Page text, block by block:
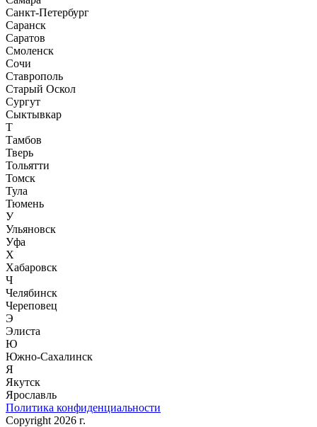
Санкт-Петербург
Саранск
Саратов
Смоленск
Сочи
Ставрополь
Старый Оскол
Сургут
Сыктывкар
Т
Тамбов
Тверь
Тольятти
Томск
Тула
Тюмень
У
Ульяновск
Уфа
Х
Хабаровск
Ч
Челябинск
Череповец
Э
Элиста
Ю
Южно-Сахалинск
Я
Якутск
Ярославль
Политика конфиденциальности
Copyright 2026 г.